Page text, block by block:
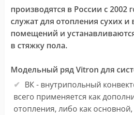
производятся в России с 2002
служат для отопления сухих
помещений и
в стяжку пола.
Модельный ряд Vitron для
ВК - внутрипольный
всего применяется как
отопления, либо как